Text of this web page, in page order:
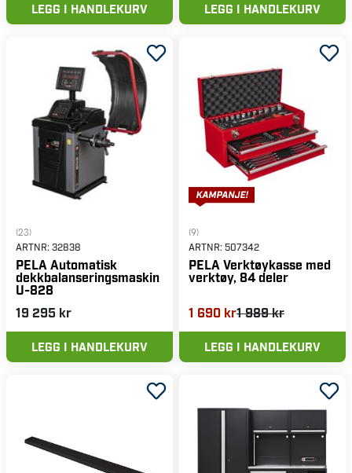
LEGG I HANDLEKURV LEGG I HANDLEKURV
(23)
ARTNR: 32838
PELA Automatisk
dekkbalanseringsmaskin
U-828
19 295 kr
LEGG I HANDLEKURV
(9)
ARTNR: 507342
PELA Verktøykasse med
verktøy, 84 deler
1 690 kr1 989 kr
LEGG I HANDLEKURV